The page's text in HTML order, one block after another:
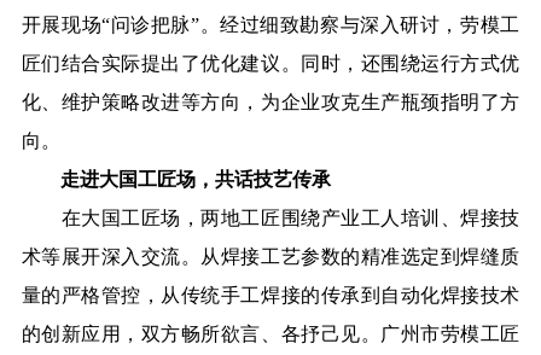
开展现场“问诊把脉”。经过细致勘察与深入研讨，劳模工
匠们结合实际提出了优化建议。同时，还围 绕运行方式优
化、维护策略改进等方向，为企业攻克生产瓶颈指明了方
向。
走进大国工匠场，共话技艺传承
在大国工匠场，两地工匠围绕产业工人培训、焊接技
术等展开深入交流。从焊接工艺参数的精准选定到焊缝质
量的严格管控，从传统手工焊接的传承到自动化焊接技术
的创新应用，双方畅所欲言、各抒己见。广州市劳模工匠